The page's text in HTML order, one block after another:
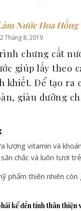
Nước Hoa Hồng
Tháng 8, 2019
chưng cất
giúp lấy theo
khiết. Để tạo ra
giàu dưỡng
lượng vitamin và
chắc và luôn tươi
phẩm thiên nhiên
kể đến tính thân thiện